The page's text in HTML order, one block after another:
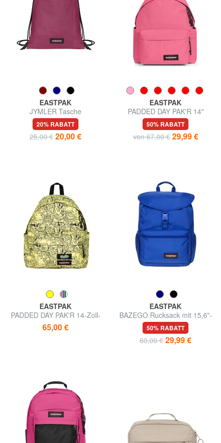
EASTPAK
JYMLER Tasche
20% RABATT
25,00 € 20,00 €
EASTPAK
PADDED DAY PAK'R 14"
Laptop-Rucksack
50% RABATT
von 67,00 € 29,99 €
EASTPAK
PADDED DAY PAK'R 14-Zoll-
Laptop-Rucksack
65,00 €
EASTPAK
BAZEGO Rucksack mit 15,6"-
Laptophalterung
50% RABATT
60,00 € 29,99 €